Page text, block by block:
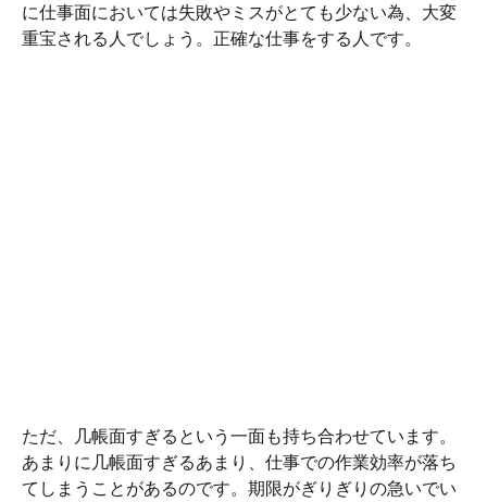
に仕事面においては失敗やミスがとても少ない為、大変
重宝される人でしょう。正確な仕事をする人です。
ただ、几帳面すぎるという一面も持ち合わせています。
あまりに几帳面すぎるあまり、仕事での作業効率が落ち
てしまうことがあるのです。期限がぎりぎりの急いでい